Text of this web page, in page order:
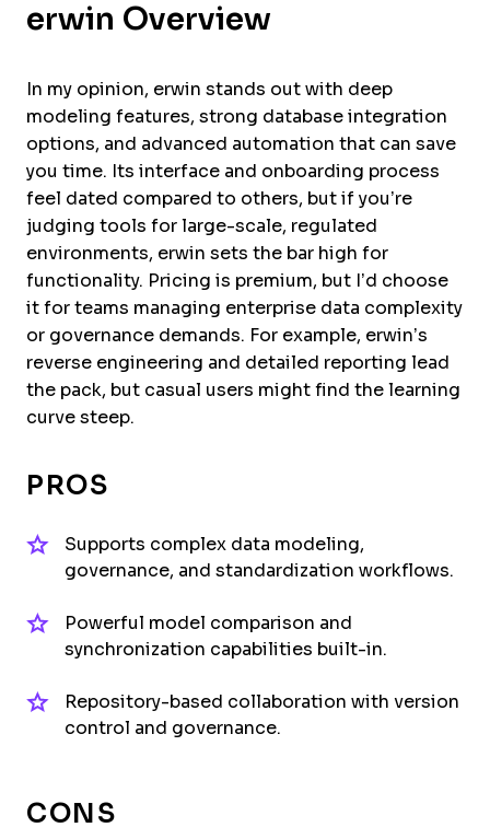
erwin Overview
In my opinion, erwin stands out with deep
modeling features, strong database integration
options, and advanced automation that can save
you time. Its interface and onboarding process
feel dated compared to others, but if you’re
judging tools for large-scale, regulated
environments, erwin sets the bar high for
functionality. Pricing is premium, but I’d choose
it for teams managing enterprise data complexity
or governance demands. For example, erwin’s
reverse engineering and detailed reporting lead
the pack, but casual users might find the learning
curve steep.
PROS
Supports complex data modeling,
governance, and standardization workflows.
Powerful model comparison and
synchronization capabilities built-in.
Repository-based collaboration with version
control and governance.
CONS